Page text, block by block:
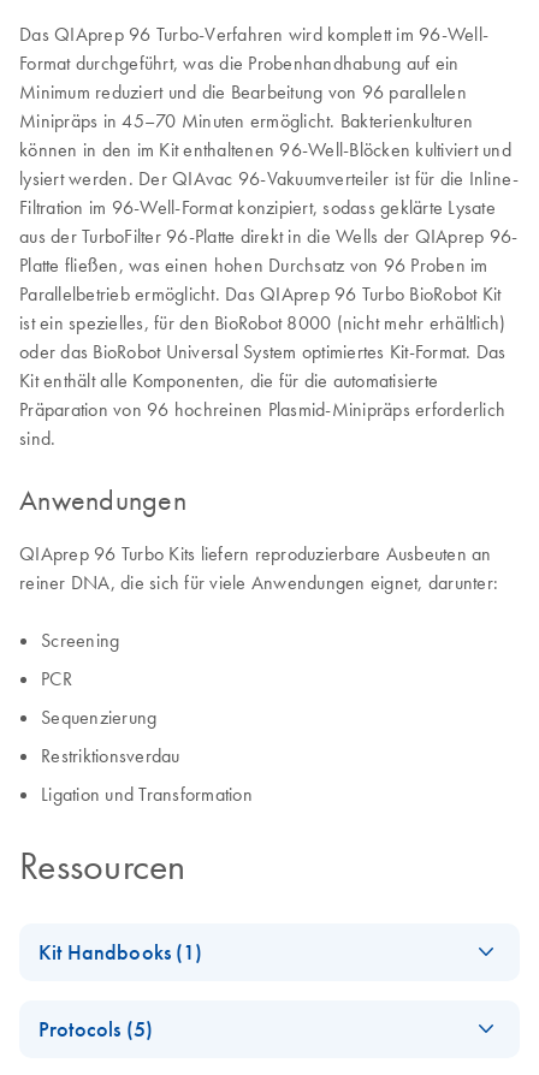
Das QIAprep 96 Turbo-Verfahren wird komplett im 96-Well-
Format durchgeführt, was die Probenhandhabung auf ein
Minimum reduziert und die Bearbeitung von 96 parallelen
Minipräps in 45–70 Minuten ermöglicht. Bakterienkulturen
können in den im Kit enthaltenen 96-Well-Blöcken kultiviert und
lysiert werden. Der QIAvac 96-Vakuumverteiler ist für die Inline-
Filtration im 96-Well-Format konzipiert, sodass geklärte Lysate
aus der TurboFilter 96-Platte direkt in die Wells der QIAprep 96-
Platte fließen, was einen hohen Durchsatz von 96 Proben im
Parallelbetrieb ermöglicht. Das QIAprep 96 Turbo BioRobot Kit
ist ein spezielles, für den BioRobot 8000 (nicht mehr erhältlich)
oder das BioRobot Universal System optimiertes Kit-Format. Das
Kit enthält alle Komponenten, die für die automatisierte
Präparation von 96 hochreinen Plasmid-Minipräps erforderlich
sind.
Anwendungen
QIAprep 96 Turbo Kits liefern reproduzierbare Ausbeuten an
reiner DNA, die sich für viele Anwendungen eignet, darunter:
Screening
PCR
Sequenzierung
Restriktionsverdau
Ligation und Transformation
Ressourcen
Kit Handbooks (1)
Handbook
Protocols (5)